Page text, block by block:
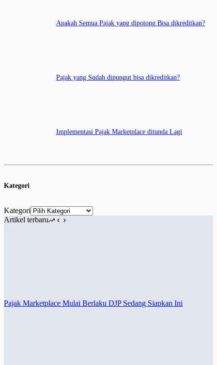
Apakah Semua Pajak yang dipotong Bisa dikreditkan?
Pajak yang Sudah dipungut bisa dikreditkan?
Implementasi Pajak Marketplace ditunda Lagi
Kategori
Kategori
Artikel terbaru
Pajak Marketplace Mulai Berlaku DJP Sedang Siapkan Ini